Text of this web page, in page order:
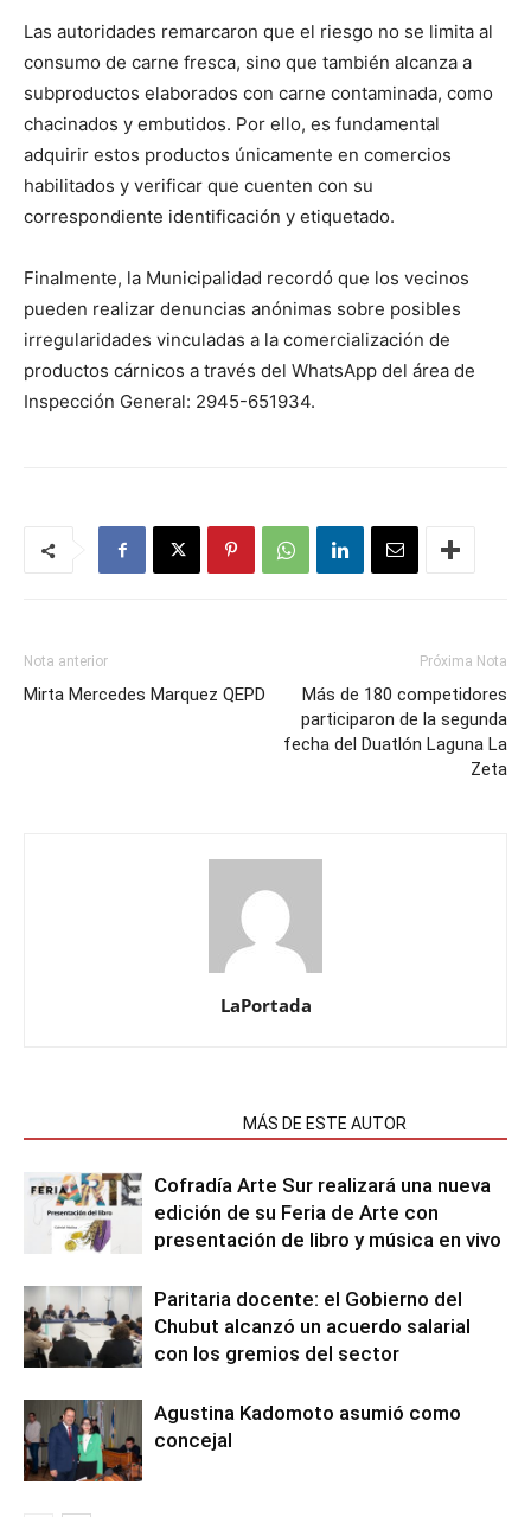
Las autoridades remarcaron que el riesgo no se limita al
consumo de carne fresca, sino que también alcanza a
subproductos elaborados con carne contaminada, como
chacinados y embutidos. Por ello, es fundamental
adquirir estos productos únicamente en comercios
habilitados y verificar que cuenten con su
correspondiente identificación y etiquetado.
Finalmente, la Municipalidad recordó que los vecinos
pueden realizar denuncias anónimas sobre posibles
irregularidades vinculadas a la comercialización de
productos cárnicos a través del WhatsApp del área de
Inspección General: 2945-651934.
Nota anterior
Mirta Mercedes Marquez QEPD
Próxima Nota
Más de 180 competidores
participaron de la segunda
fecha del Duatlón Laguna La
Zeta
LaPortada
MÁS DE ESTE AUTOR
Cofradía Arte Sur realizará una nueva
edición de su Feria de Arte con
presentación de libro y música en vivo
Paritaria docente: el Gobierno del
Chubut alcanzó un acuerdo salarial
con los gremios del sector
Agustina Kadomoto asumió como
concejal